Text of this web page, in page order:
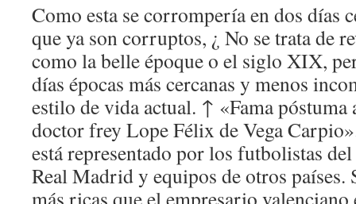
Como esta se corrompería en dos días
que ya son corruptos, ¿ No se trata de
como la belle époque o el siglo XIX,
días épocas más cercanas y menos
estilo de vida actual. ↑ «Fama
doctor frey Lope Félix de Vega
está representado por los futbolistas
Real Madrid y equipos de otros países.
más ricas que el empresario